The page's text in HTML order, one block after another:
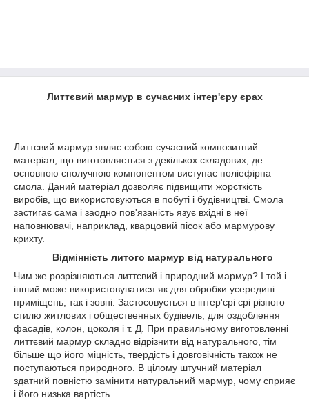
Литтєвий мармур в сучасних інтер'єру єрах
Литтєвий мармур являє собою сучасний композитний
матеріал, що виготовляється з декількох складових, де
основною сполучною компонентом виступає поліефірна
смола. Даний матеріал дозволяє підвищити жорсткість
виробів, що використовуються в побуті і будівництві. Смола
застигає сама і заодно пов'язаність язує вхідні в неї
наповнювачі, наприклад, кварцовий пісок або мармурову
крихту.
Відмінність литого мармур від натурального
Чим же розрізняються литтєвий і природний мармур? І той і
інший може використовуватися як для обробки усередині
приміщень, так і зовні. Застосовується в інтер'єрі єрі різного
стилю житлових і общественных будівель, для оздоблення
фасадів, колон, цоколя і т. Д. При правильному виготовленні
литтєвий мармур складно відрізнити від натурального, тім
більше що його міцність, твердість і довговічність також не
поступаються природного. В цілому штучний матеріал
здатний повністю замінити натуральний мармур, чому сприяє
і його низька вартість.